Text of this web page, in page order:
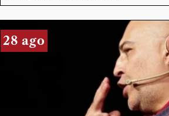
28 ago